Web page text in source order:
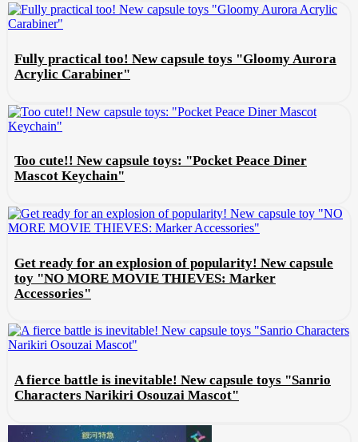
Fully practical too! New capsule toys "Gloomy Aurora
Acrylic Carabiner"
Too cute!! New capsule toys: "Pocket Peace Diner
Mascot Keychain"
Get ready for an explosion of popularity! New capsule
toy "NO MORE MOVIE THIEVES: Marker
Accessories"
A fierce battle is inevitable! New capsule toys "Sanrio
Characters Narikiri Osouzai Mascot"